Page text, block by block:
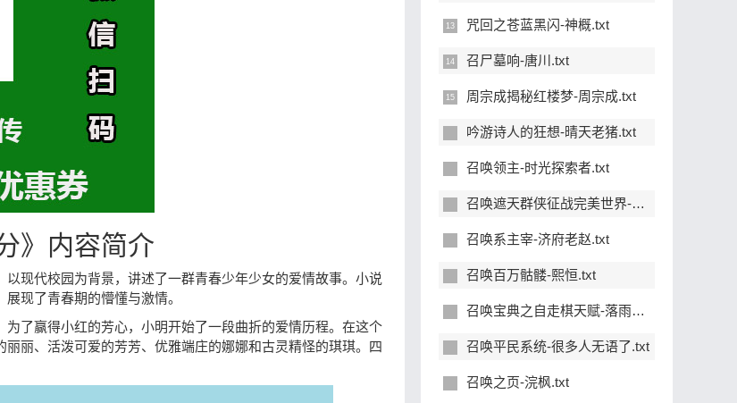
》内容简介
现代校园为背景，讲述了一群青春少年少女的爱情故事。小说
现了青春期的懵懂与激情。
了赢得小红的芳心，小明开始了一段曲折的爱情历程。在这个
丽、活泼可爱的芳芳、优雅端庄的娜娜和古灵精怪的琪琪。四
咒回之苍蓝黑闪-神概.txt
召尸墓响-唐川.txt
周宗成揭秘红楼梦-周宗成.txt
吟游诗人的狂想-晴天老猪.txt
召唤领主-时光探索者.txt
召唤遮天群侠征战完美世界-风霜叠影.txt
召唤系主宰-济府老赵.txt
召唤百万骷髅-熙恒.txt
召唤宝典之自走棋天赋-落雨寒月.txt
召唤平民系统-很多人无语了.txt
召唤之页-浣枫.txt